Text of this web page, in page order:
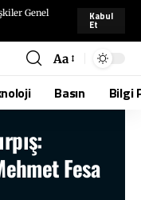
Genel
Kabul
Et
Aa
Basın Bilgi
İlk Pilotu Mehmet Fesa Evrensev
Fesa